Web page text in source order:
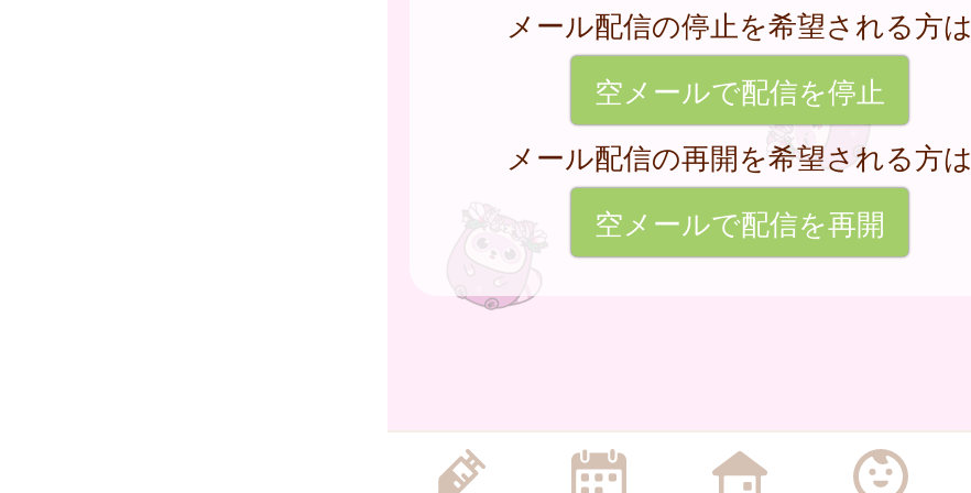
メール配信の停止を希望される方は
空メールで配信を停止
メール配信の再開を希望される方は
空メールで配信を再開